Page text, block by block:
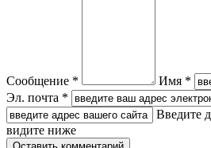
Сообщение *
Имя *
Эл. почта *
Введите
видите ниже